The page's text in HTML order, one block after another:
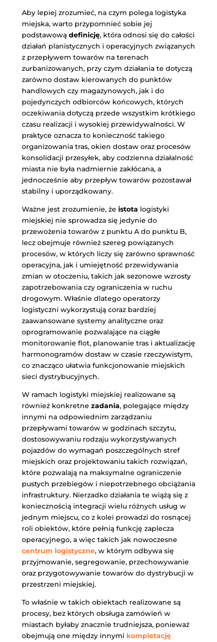
Aby lepiej zrozumieć, na czym polega logistyka
miejska, warto przypomnieć sobie jej
podstawową definicję, która odnosi się do całości
działań planistycznych i operacyjnych związanych
z przepływem towarów na terenach
zurbanizowanych, przy czym działania te dotyczą
zarówno dostaw kierowanych do punktów
handlowych czy magazynowych, jak i do
pojedynczych odbiorców końcowych, których
oczekiwania dotyczą przede wszystkim krótkiego
czasu realizacji i wysokiej przewidywalności. W
praktyce oznacza to konieczność takiego
organizowania tras, okien dostaw oraz procesów
konsolidacji przesyłek, aby codzienna działalność
miasta nie była nadmiernie zakłócana, a
jednocześnie aby przepływ towarów pozostawał
stabilny i uporządkowany.
Ważne jest zrozumienie, że istota logistyki
miejskiej nie sprowadza się jedynie do
przewożenia towarów z punktu A do punktu B,
lecz obejmuje również szereg powiązanych
procesów, w których liczy się zarówno sprawność
operacyjna, jak i umiejętność przewidywania
zmian w otoczeniu, takich jak sezonowe wzrosty
zapotrzebowania czy ograniczenia w ruchu
drogowym. Właśnie dlatego operatorzy
logistyczni wykorzystują coraz bardziej
zaawansowane systemy analityczne oraz
oprogramowanie pozwalające na ciągłe
monitorowanie flot, planowanie tras i aktualizację
harmonogramów dostaw w czasie rzeczywistym,
co znacząco ułatwia funkcjonowanie miejskich
sieci dystrybucyjnych.
W ramach logistyki miejskiej realizowane są
również konkretne zadania, polegające między
innymi na odpowiednim zarządzaniu
przepływami towarów w godzinach szczytu,
dostosowywaniu rodzaju wykorzystywanych
pojazdów do wymagań poszczególnych stref
miejskich oraz projektowaniu takich rozwiązań,
które pozwalają na maksymalne ograniczenie
pustych przebiegów i niepotrzebnego obciążania
infrastruktury. Nierzadko działania te wiążą się z
koniecznością integracji wielu różnych usług w
jednym miejscu, co z kolei prowadzi do rosnącej
roli obiektów, które pełnią funkcję zaplecza
operacyjnego, a więc takich jak nowoczesne
centrum logistyczne, w którym odbywa się
przyjmowanie, segregowanie, przechowywanie
oraz przygotowywanie towarów do dystrybucji w
przestrzeni miejskiej.
To właśnie w takich obiektach realizowane są
procesy, bez których obsługa zamówień w
miastach byłaby znacznie trudniejsza, ponieważ
obejmują one między innymi kompletację